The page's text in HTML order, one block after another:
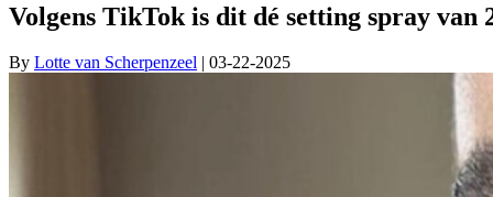
Volgens TikTok is dit dé setting spray van
By Lotte van Scherpenzeel | 03-22-2025